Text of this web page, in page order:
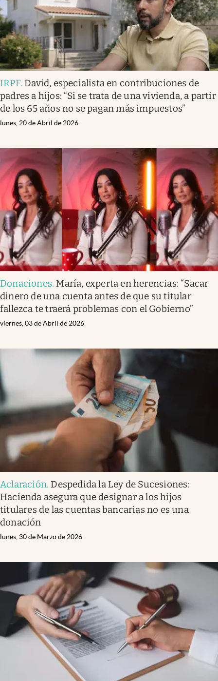
IRPF. David, especialista en contribuciones de
padres a hijos: “Si se trata de una vivienda, a partir
de los 65 años no se pagan más impuestos”
lunes, 20 de Abril de 2026
Donaciones. María, experta en herencias: “Sacar
dinero de una cuenta antes de que su titular
fallezca te traerá problemas con el Gobierno”
viernes, 03 de Abril de 2026
Aclaración. Despedida la Ley de Sucesiones:
Hacienda asegura que designar a los hijos
titulares de las cuentas bancarias no es una
donación
lunes, 30 de Marzo de 2026